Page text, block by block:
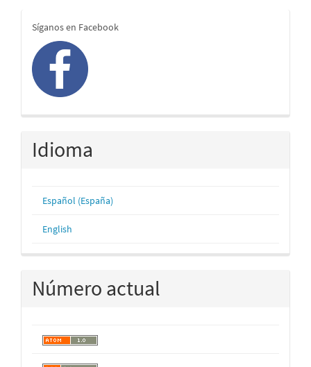
redes
Síganos en Facebook
Idioma
Español (España)
English
Número actual